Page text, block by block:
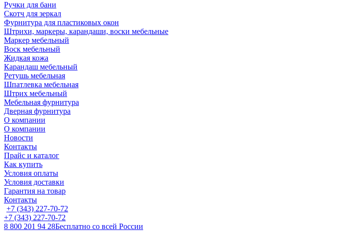
Ручки для бани
Скотч для зеркал
Фурнитура для пластиковых окон
Штрихи, маркеры, карандаши, воски мебельные
Маркер мебельный
Воск мебельный
Жидкая кожа
Карандаш мебельный
Ретушь мебельная
Шпатлевка мебельная
Штрих мебельный
Мебельная фурнитура
Дверная фурнитура
О компании
О компании
Новости
Контакты
Прайс и каталог
Как купить
Условия оплаты
Условия доставки
Гарантия на товар
Контакты
+7 (343) 227-70-72
+7 (343) 227-70-72
8 800 201 94 28Бесплатно со всей России